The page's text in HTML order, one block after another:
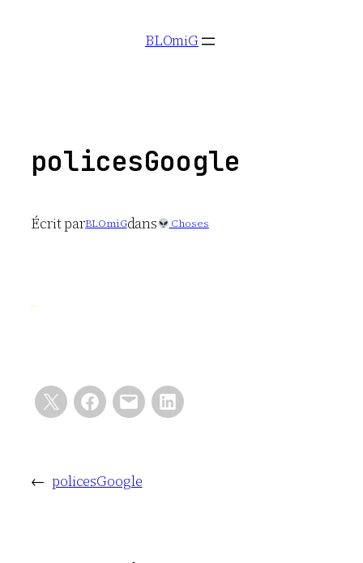
BLOmiG
policesGoogle
Écrit parBLOmiGdans Choses
← policesGoogle